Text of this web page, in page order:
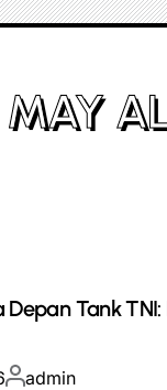
Tank
Posted
admin